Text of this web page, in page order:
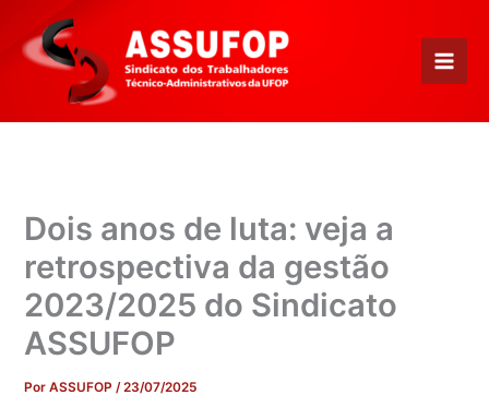
para
conteúdo
Dois anos de luta: veja a
retrospectiva da gestão
2023/2025 do Sindicato
ASSUFOP
PorASSUFOP/23/07/2025